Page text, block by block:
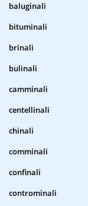
baluginali
bituminali
brinali
bulinali
camminali
centellinali
chinali
comminali
confinali
controminali